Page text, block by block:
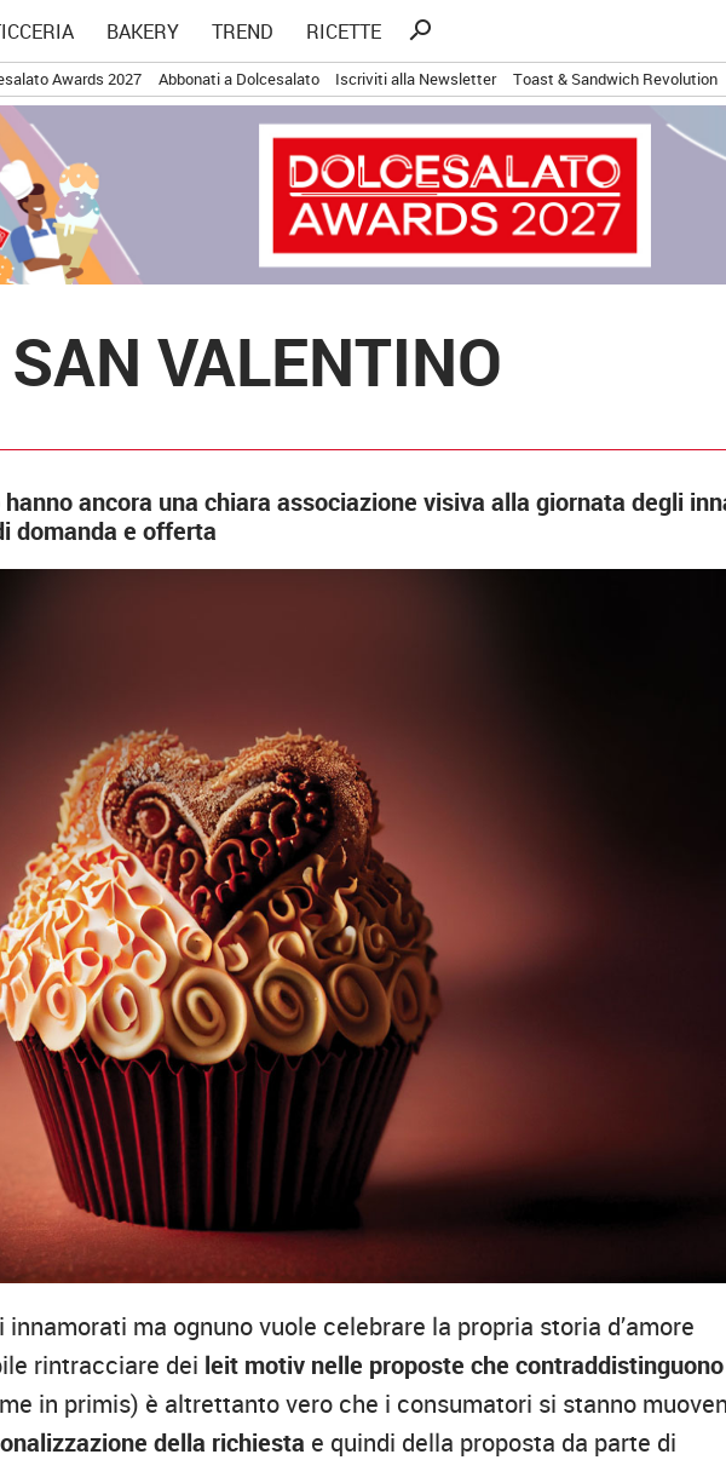
BAKERY TREND RICETTE
Ricerca
search
Awards 2027 Abbonati a Dolcesalato Iscriviti alla Newsletter Toast & Sandwich Revolution
VALENTINO
ancora una chiara associazione visiva alla giornata degli
domanda e offerta
ma ognuno vuole celebrare la propria storia d’amore
rintracciare dei leit motiv nelle proposte che
in primis) è altrettanto vero che i consumatori si stanno
della richiesta e quindi della proposta da parte di